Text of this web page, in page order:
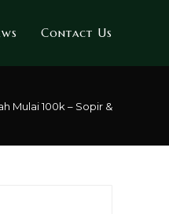
Contact Us
Mulai 100k – Sopir & Rental